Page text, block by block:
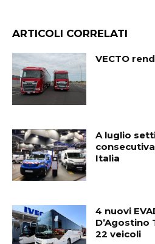
ARTICOLI CORRELATI
VECTO
A luglio
Italia
4 nuovi
D’Agostino
22 veicoli